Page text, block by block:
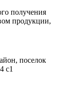
получения
продукции,
поселок
с1